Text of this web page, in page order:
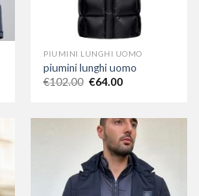
PIUMINI LUNGHI UOMO
piumini lunghi uomo
€102.00 €64.00